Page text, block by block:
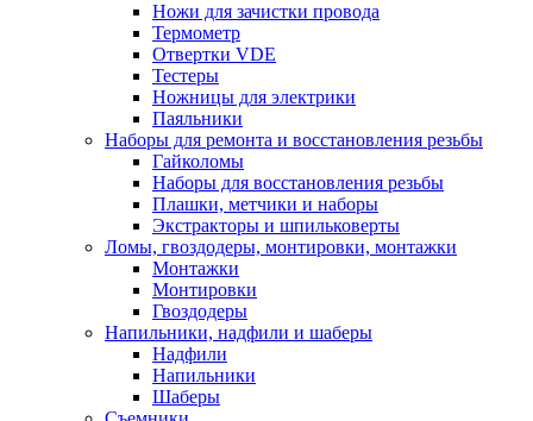
Ножи для зачистки провода
Термометр
Отвертки VDE
Тестеры
Ножницы для электрики
Паяльники
Наборы для ремонта и восстановления резьбы
Гайколомы
Наборы для восстановления резьбы
Плашки, метчики и наборы
Экстракторы и шпильковерты
Ломы, гвоздодеры, монтировки, монтажки
Монтажки
Монтировки
Гвоздодеры
Напильники, надфили и шаберы
Надфили
Напильники
Шаберы